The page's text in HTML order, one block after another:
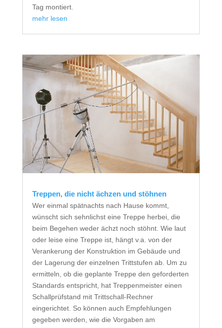
Tag montiert.
mehr lesen
Treppen, die nicht ächzen und stöhnen
Wer einmal spätnachts nach Hause kommt,
wünscht sich sehnlichst eine Treppe herbei, die
beim Begehen weder ächzt noch stöhnt. Wie laut
oder leise eine Treppe ist, hängt v.a. von der
Verankerung der Konstruktion im Gebäude und
der Lagerung der einzelnen Trittstufen ab. Um zu
ermitteln, ob die geplante Treppe den geforderten
Standards entspricht, hat Treppenmeister einen
Schallprüfstand mit Trittschall-Rechner
eingerichtet. So können auch Empfehlungen
gegeben werden, wie die Vorgaben am